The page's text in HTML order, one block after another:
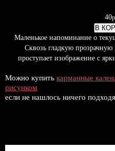
40
В
Маленькое напоминание о
Сквозь гладкую прозрачную
проступает изображение с
Можно купить карманные
рисунком
если не нашлось ничего